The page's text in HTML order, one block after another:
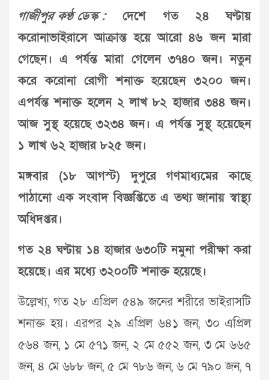
গাজীপুর কণ্ঠ ডেস্ক :দেশে গত ২৪ ঘণ্টায়
করোনাভাইরাসে আক্রান্ত হয়ে আরো ৪৬ জন মারা
গেছেন। এ পর্যন্ত মারা গেলেন ৩৭৪০ জন। নতুন
করে করোনা রোগী শনাক্ত হয়েছেন ৩২০০ জন।
এপর্যন্ত শনাক্ত হলেন ২ লাখ ৮২ হাজার ৩৪৪ জন।
আজ সুস্থ হয়েছে ৩২৩৪ জন। এ পর্যন্ত সুস্থ হয়েছেন
১ লাখ ৬২ হাজার ৮২৫ জন।
মঙ্গবার (১৮ আগস্ট) দুপুরে গণমাধ্যমের কাছে
পাঠানো এক সংবাদ বিজ্ঞপ্তিতে এ তথ্য জানায় স্বাস্থ্য
অধিদপ্তর।
গত ২৪ ঘণ্টায় ১৪ হাজার ৬৩০টি নমুনা পরীক্ষা করা
হয়েছে। এর মধ্যে ৩২০০টি শনাক্ত হয়েছে।
উল্লেখ্য, গত ২৮ এপ্রিল ৫৪৯ জনের শরীরে ভাইরাসটি
শনাক্ত হয়। এরপর ২৯ এপ্রিল ৬৪১ জন, ৩০ এপ্রিল
৫৬৪ জন, ১ মে ৫৭১ জন, ২ মে ৫৫২ জন, ৩ মে ৬৬৫
জন, ৪ মে ৬৮৮ জন, ৫ মে ৭৮৬ জন, ৬ মে ৭৯০ জন, ৭